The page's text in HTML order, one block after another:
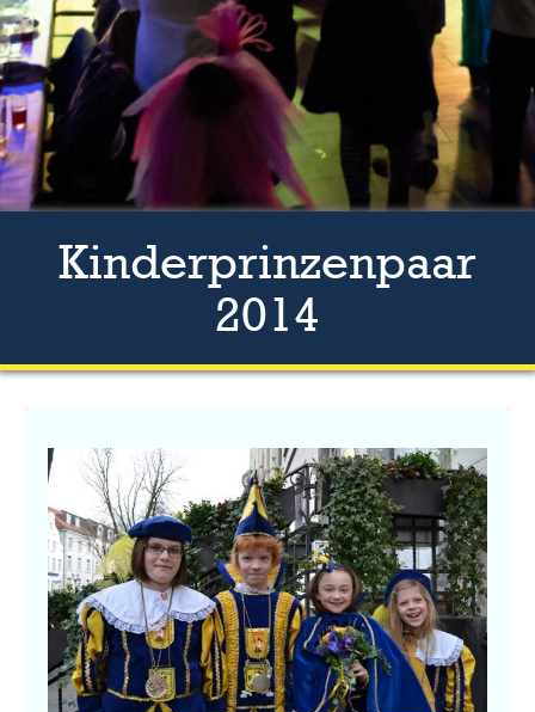
Kinderprinzenpaar
2014